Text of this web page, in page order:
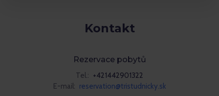
Kontakt
Rezervace pobytů
Tel.: +421442901322
E-mail: reservation@tristudnicky.sk